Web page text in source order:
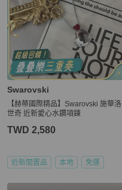
Swarovski
【赫蒂國際精品】Swarovski 施華洛
世奇 近新愛心水鑽項鍊
TWD 2,580
近新閒置品 本地 免運